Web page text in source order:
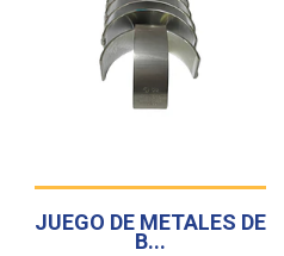
JUEGO DE METALES DE
B...